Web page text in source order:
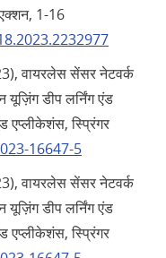
1-16
वायरलेस सेंसर नेटवर्क
डीप लर्निंग एंड
एप्लीकेशंस, स्प्रिंगर
16647-5
वायरलेस सेंसर नेटवर्क
डीप लर्निंग एंड
एप्लीकेशंस, स्प्रिंगर